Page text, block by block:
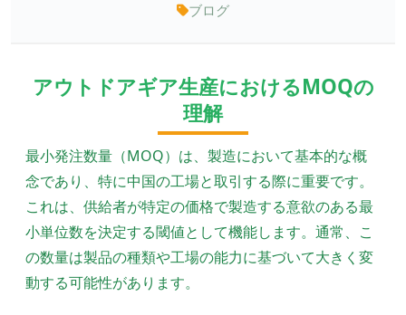
ブログ
アウトドアギア生産におけるMOQの
理解
最小発注数量（MOQ）は、製造において基本的な概
念であり、特に中国の工場と取引する際に重要です。
これは、供給者が特定の価格で製造する意欲のある最
小単位数を決定する閾値として機能します。通常、こ
の数量は製品の種類や工場の能力に基づいて大きく変
動する可能性があります。